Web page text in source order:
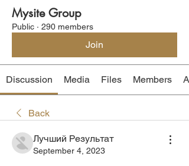
Mysite Group
Public · 290 members
Join
Discussion Media Files Members
Back
Лучший Результат
September 4, 2023